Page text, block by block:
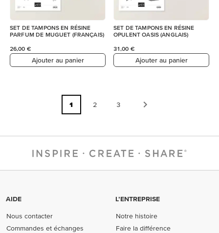
SET DE TAMPONS EN RÉSINE
PARFUM DE MUGUET (FRANÇAIS)
26,00 €
Ajouter au panier
SET DE TAMPONS EN RÉSINE
OPULENT OASIS (ANGLAIS)
31,00 €
Ajouter au panier
1 2 3
AIDE
Nous contacter
Commandes et échanges
L’ENTREPRISE
Notre histoire
Faire la différence